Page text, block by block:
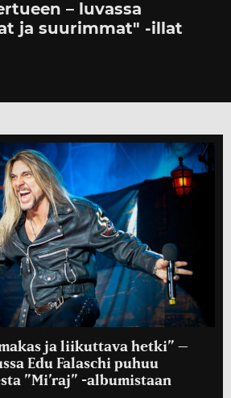
– luvassa
ja suurimmat" -illat
ja liikuttava hetki” –
Edu Falaschi puhuu
”Mi’raj” -albumistaan